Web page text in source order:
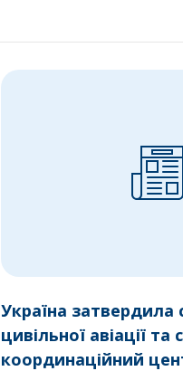
Україна затвердила
цивільної авіації та
координаційний